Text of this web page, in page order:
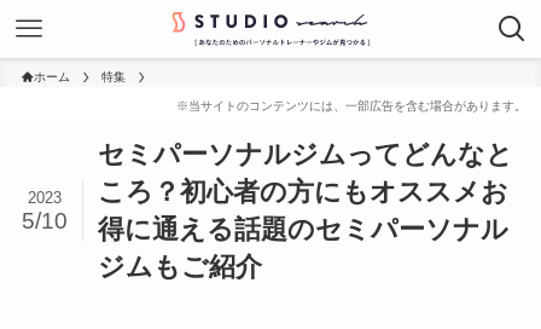
ホーム 特集
セミパーソナルジムってどんなと
ころ？初心者の方にもオススメお
得に通える話題のセミパーソナル
ジムもご紹介
2023
5/10